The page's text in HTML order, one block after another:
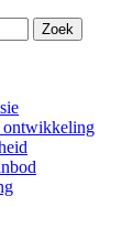
Zoek
ontwikkeling